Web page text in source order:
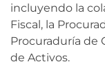
incluyendo la
Fiscal, la
Procuraduría de
de Activos.